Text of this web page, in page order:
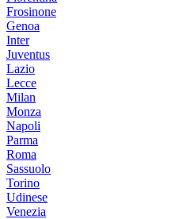
Frosinone
Genoa
Inter
Juventus
Lazio
Lecce
Milan
Monza
Napoli
Parma
Roma
Sassuolo
Torino
Udinese
Venezia